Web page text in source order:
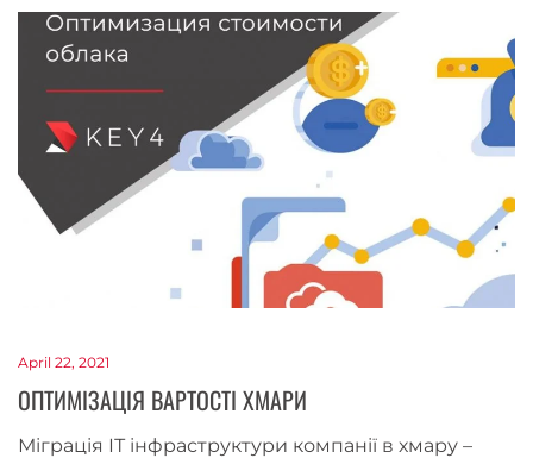
April 22, 2021
ОПТИМІЗАЦІЯ ВАРТОСТІ ХМАРИ
Міграція ІТ інфраструктури компанії в хмару –